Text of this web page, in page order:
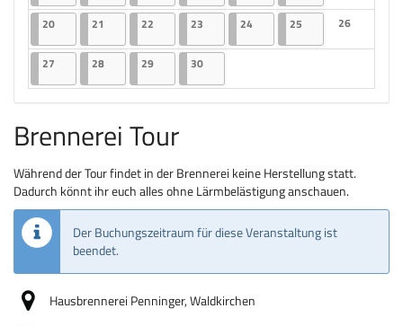
Keine
2020.04.2026
2 Veranstaltungen
21 21.04.2026
2 Veranstaltungen
22 22.04.2026
2 Veranstaltungen
23 23.04.2026
2 Veranstaltungen
2424.04.2026
2 Veranstaltungen
25 25.04.2026
2 Veranstaltungen
26
Keine
27 27.04.2026
2 Veranstaltungen
2828.04.2026
2 Veranstaltungen
2929.04.2026
2 Veranstaltungen
3030.04.2026
2 Veranstaltungen
Brennerei Tour
Während der Tour findet in der Brennerei keine Herstellung statt.
Dadurch könnt ihr euch alles ohne Lärmbelästigung anschauen.
Der Buchungszeitraum für diese Veranstaltung ist
beendet.
Hausbrennerei Penninger, Waldkirchen